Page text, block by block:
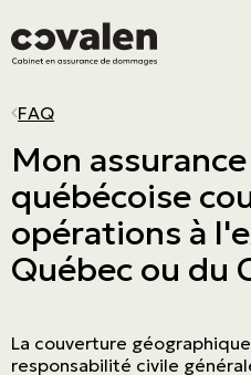
AUTOMOBILE
Auto
Véhicules récréatifs
Moto
VTT
HABITATION
Maison
Condo
Chalet
Locataire
DIFFICULTÉS À
Résidence vacante
Dossier criminel
Fréquences de
Suspension de
Maison mobile
PRODUITS
Cautionnement
Erreurs et omissions
Administrateurs et
Cyberrisques
Biens des
SECTEURS D'ACTIVITÉS
PME
Commerce de détail
Manufacturier et
Immobilier
Agricole &
PROGRAMMES
ADMA
OBNL
Grand Nord
L'Association
MENU PRINCIPAL
Voir tous les produits
Automobile
Habitation
Difficultés à s’assurer
MENU PRINCIPAL
Voir tous les produits
Produits
Secteurs d'activités
Programmes
FAQ
Mon assurance
québécoise
opérations à
Québec ou du
La couverture
responsabilité civile